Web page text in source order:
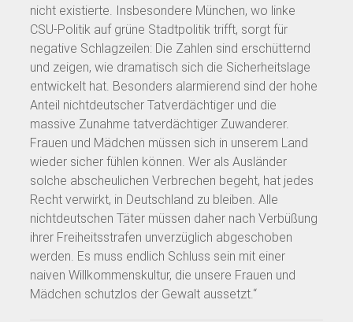
nicht existierte. Insbesondere München, wo linke
CSU-Politik auf grüne Stadtpolitik trifft, sorgt für
negative Schlagzeilen: Die Zahlen sind erschütternd
und zeigen, wie dramatisch sich die Sicherheitslage
entwickelt hat. Besonders alarmierend sind der hohe
Anteil nichtdeutscher Tatverdächtiger und die
massive Zunahme tatverdächtiger Zuwanderer.
Frauen und Mädchen müssen sich in unserem Land
wieder sicher fühlen können. Wer als Ausländer
solche abscheulichen Verbrechen begeht, hat jedes
Recht verwirkt, in Deutschland zu bleiben. Alle
nichtdeutschen Täter müssen daher nach Verbüßung
ihrer Freiheitsstrafen unverzüglich abgeschoben
werden. Es muss endlich Schluss sein mit einer
naiven Willkommenskultur, die unsere Frauen und
Mädchen schutzlos der Gewalt aussetzt.“